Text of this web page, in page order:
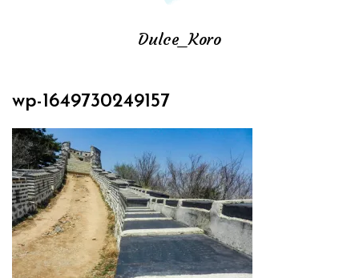
Dulce_Koro
wp-1649730249157